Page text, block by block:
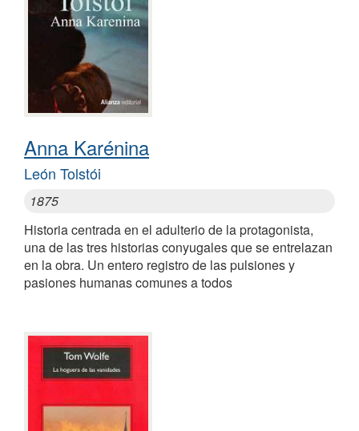
Anna Karénina
León Tolstói
1875
Historia centrada en el adulterio de la protagonista,
una de las tres historias conyugales que se entrelazan
en la obra. Un entero registro de las pulsiones y
pasiones humanas comunes a todos